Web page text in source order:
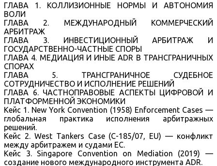
ГЛАВА 1. КОЛЛИЗИОННЫЕ НОРМЫ И АВТОНОМИЯ
ВОЛИ
ГЛАВА 2. МЕЖДУНАРОДНЫЙ КОММЕРЧЕСКИЙ
АРБИТРАЖ
ГЛАВА 3. ИНВЕСТИЦИОННЫЙ АРБИТРАЖ И
ГОСУДАРСТВЕННО-ЧАСТНЫЕ СПОРЫ
ГЛАВА 4. МЕДИАЦИЯ И ИНЫЕ ADR В ТРАНСГРАНИЧНЫХ
СПОРАХ
ГЛАВА 5. ТРАНСГРАНИЧНОЕ СУДЕБНОЕ
СОТРУДНИЧЕСТВО И ИСПОЛНЕНИЕ РЕШЕНИЙ
ГЛАВА 6. ЧАСТНОПРАВОВЫЕ АСПЕКТЫ ЦИФРОВОЙ И
ПЛАТФОРМЕННОЙ ЭКОНОМИКИ
Кейс 1. New York Convention (1958) Enforcement Cases —
глобальная практика исполнения арбитражных
решений.
Кейс 2. West Tankers Case (C-185/07, EU) — конфликт
между арбитражем и судами ЕС.
Кейс 3. Singapore Convention on Mediation (2019) —
создание нового международного инструмента ADR.